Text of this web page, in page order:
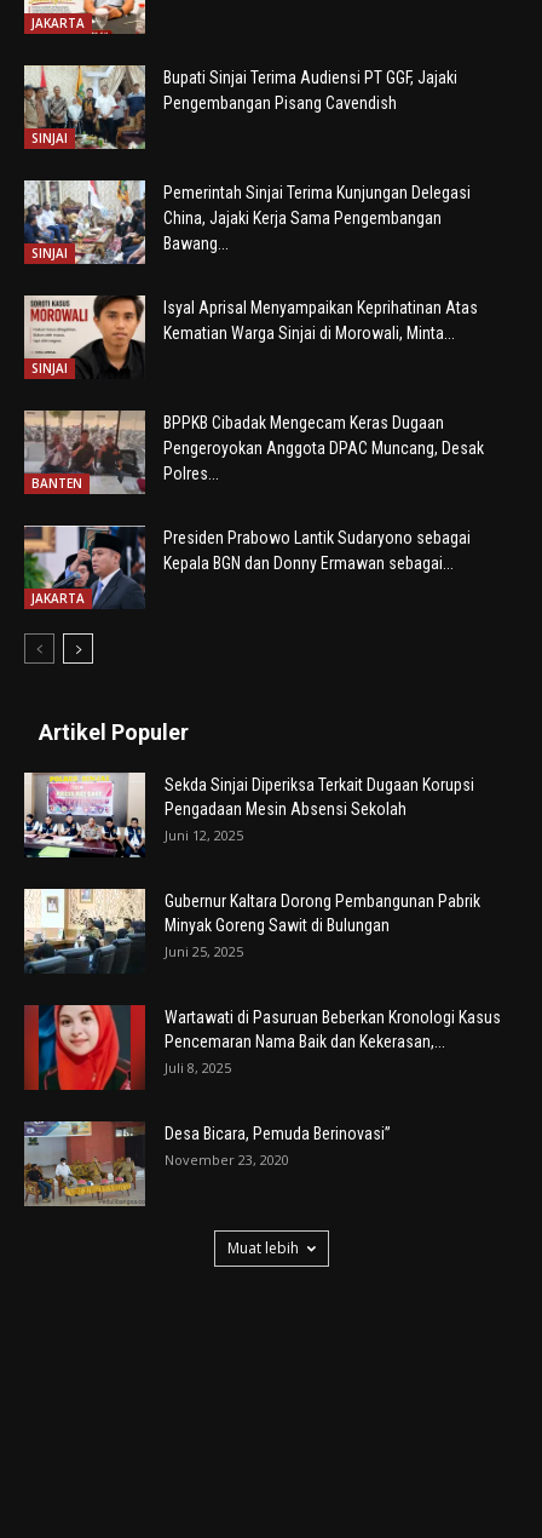
JAKARTA
SINJAI
Bupati Sinjai Terima Audiensi PT GGF, Jajaki
Pengembangan Pisang Cavendish
SINJAI
Pemerintah Sinjai Terima Kunjungan Delegasi
China, Jajaki Kerja Sama Pengembangan
Bawang...
SINJAI
Isyal Aprisal Menyampaikan Keprihatinan Atas
Kematian Warga Sinjai di Morowali, Minta...
BANTEN
BPPKB Cibadak Mengecam Keras Dugaan
Pengeroyokan Anggota DPAC Muncang, Desak
Polres...
JAKARTA
Presiden Prabowo Lantik Sudaryono sebagai
Kepala BGN dan Donny Ermawan sebagai...
Artikel Populer
Sekda Sinjai Diperiksa Terkait Dugaan Korupsi
Pengadaan Mesin Absensi Sekolah
Juni 12, 2025
Gubernur Kaltara Dorong Pembangunan Pabrik
Minyak Goreng Sawit di Bulungan
Juni 25, 2025
Wartawati di Pasuruan Beberkan Kronologi Kasus
Pencemaran Nama Baik dan Kekerasan,...
Juli 8, 2025
Desa Bicara, Pemuda Berinovasi”
November 23, 2020
Muat lebih